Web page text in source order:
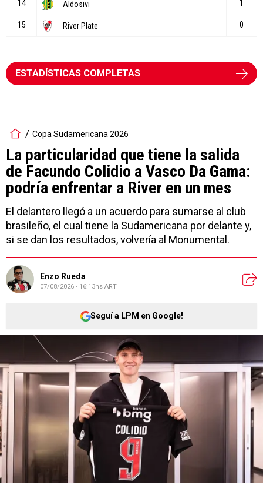
ESTADÍSTICAS COMPLETAS
Copa Sudamericana 2026
La particularidad que tiene la salida
de Facundo Colidio a Vasco Da Gama:
podría enfrentar a River en un mes
El delantero llegó a un acuerdo para sumarse al club
brasileño, el cual tiene la Sudamericana por delante y,
si se dan los resultados, volvería al Monumental.
Enzo Rueda
07/08/2026 - 16:13hs ART
Seguí a LPM en Google!